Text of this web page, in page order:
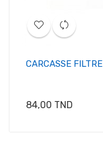
CARCASSE
Prix
84,00 TND